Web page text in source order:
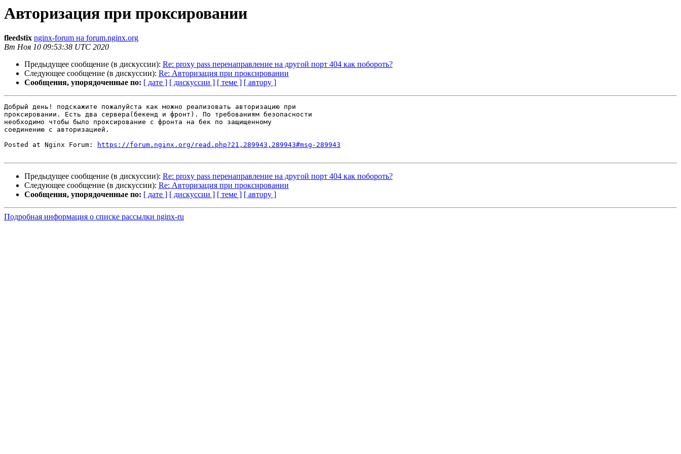
Авторизация при проксировании
fleedstix nginx-forum на forum.nginx.org
Вт Ноя 10 09:53:38 UTC 2020
Предыдущее сообщение (в дискуссии): Re: proxy pass перенаправление на другой порт 404 как побороть?
Следующее сообщение (в дискуссии): Re: Авторизация при проксировании
Сообщения, упорядоченные по: [ дате ] [ дискуссии ] [ теме ] [ автору ]
Добрый день! подскажите пожалуйста как можно реализовать авторизацию при
проксировании. Есть два сервера(бекенд и фронт). По требованиям безопасности
необходимо чтобы было проксирование с фронта на бек по защищенному
соединению с авторизацией.
Posted at Nginx Forum:
https://forum.nginx.org/read.php?21,289943,289943#msg-289943
Предыдущее сообщение (в дискуссии): Re: proxy pass перенаправление на другой порт 404 как побороть?
Следующее сообщение (в дискуссии): Re: Авторизация при проксировании
Сообщения, упорядоченные по: [ дате ] [ дискуссии ] [ теме ] [ автору ]
Подробная информация о списке рассылки nginx-ru